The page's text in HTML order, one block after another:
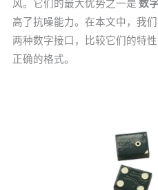
风。它们的最大优势之一是 数
高了抗噪能力。在本文中，我
两种数字接口，比较它们的特
正确的格式。